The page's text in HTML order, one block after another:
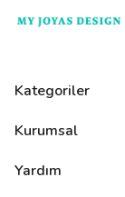
Kategoriler
Kurumsal
Yardım